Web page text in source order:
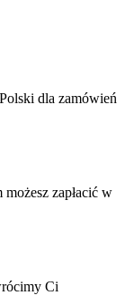
dla zamówień
zapłacić w
Ci